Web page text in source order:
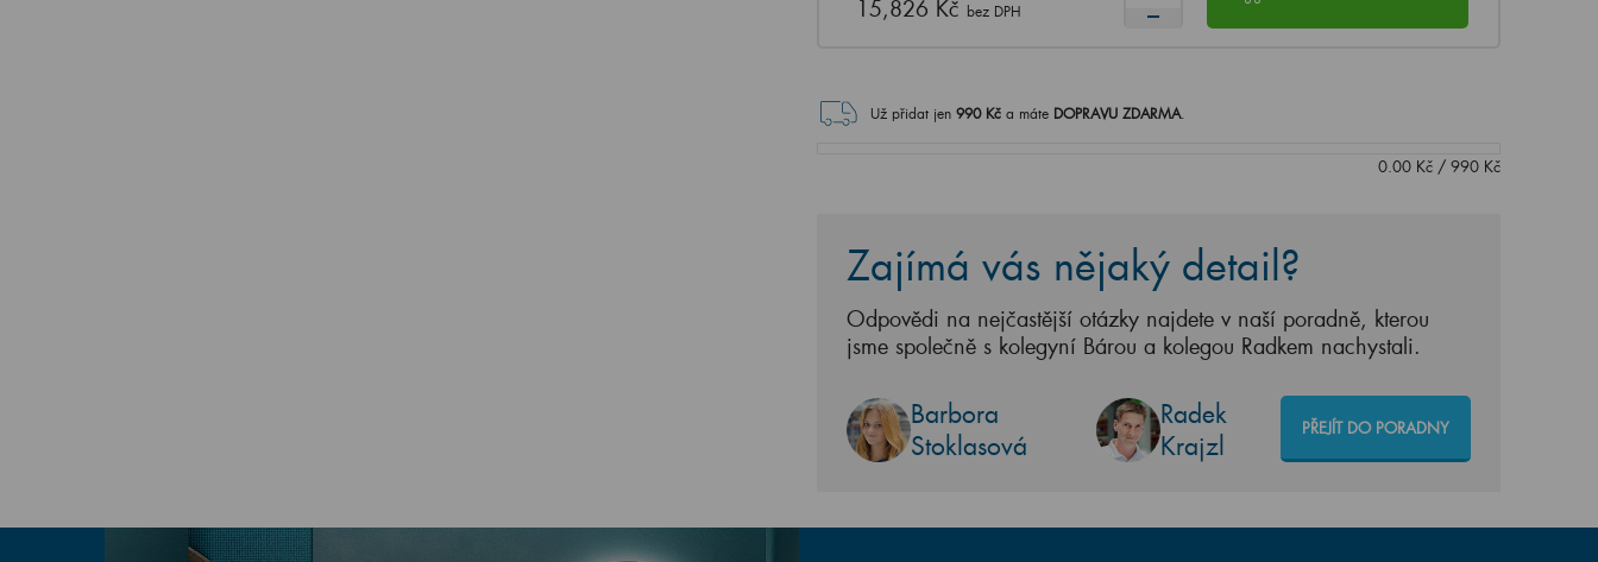
15,826 Kč bez DPH
Už přidat jen 990Kč a máte DOPRAVU ZDARMA.
0.00Kč/ 990Kč
Zajímá vás nějaký detail?
Odpovědi na nejčastější otázky najdete v naší poradně, kterou
jsme společně s kolegyní Bárou a kolegou Radkem nachystali.
Barbora
Stoklasová
Radek
Krajzl
PŘEJÍT DO PORADNY